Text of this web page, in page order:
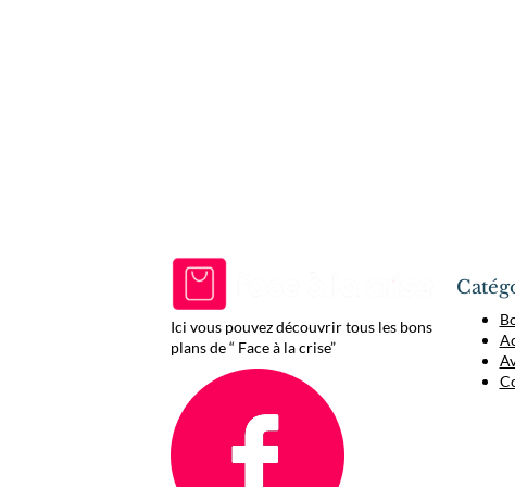
Ici vous pouvez découvrir tous les bons
plans de “ Face à la crise”